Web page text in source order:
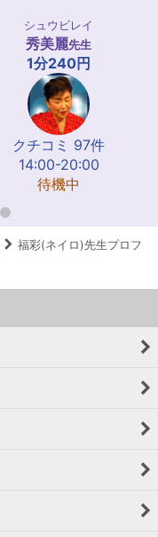
シュウビレイ
秀美麗先生
1分240円
クチコミ 97件
14:00-20:00
待機中
福彩(ネイロ)先生プロフ